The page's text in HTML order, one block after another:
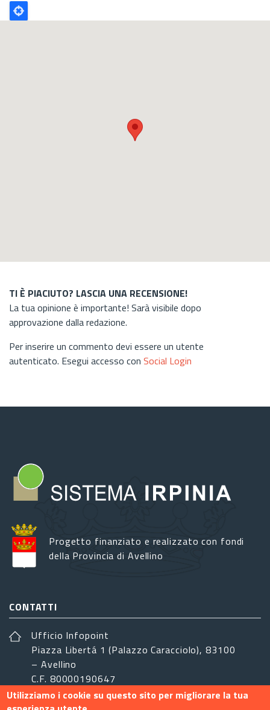
Poligono
GEO
TI È PIACIUTO? LASCIA UNA RECENSIONE!
La tua opinione è importante! Sarà visibile dopo
approvazione dalla redazione.
Per inserire un commento devi essere un utente
autenticato. Esegui accesso con Social Login
Progetto finanziato e realizzato con fondi
della Provincia di Avellino
CONTATTI
Ufficio Infopoint
Piazza Libertá 1 (Palazzo Caracciolo), 83100
– Avellino
C.F. 80000190647
sistemairpinia@provincia.avellino.it
Utilizziamo i cookie su questo sito per migliorare la tua